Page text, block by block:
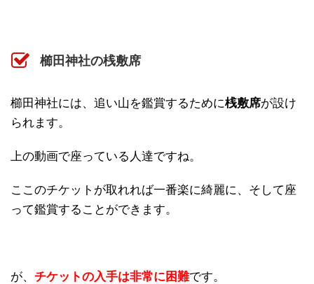
櫛田神社の桟敷席
櫛田神社には、追い山を鑑賞するために桟敷席が設け
られます。
上の動画で座っている人達ですね。
ここのチケットが取れれば一番楽に綺麗に、そして座
って鑑賞することができます。
が、 チケットの入手は非常に困難です。